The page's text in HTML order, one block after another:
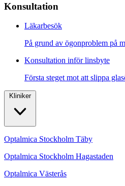
Konsultation
Läkarbesök
På grund av ögonproblem på
Konsultation inför linsbyte
Första steget mot att slippa
Kliniker
Optalmica Stockholm Täby
Optalmica Stockholm Hagastaden
Optalmica Västerås